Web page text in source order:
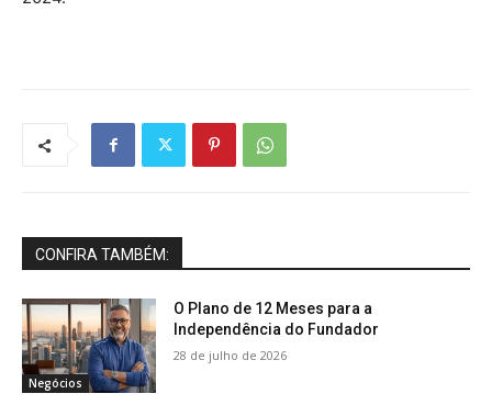
CONFIRA TAMBÉM:
Negócios
O Plano de 12 Meses para a
Independência do Fundador
28 de julho de 2026